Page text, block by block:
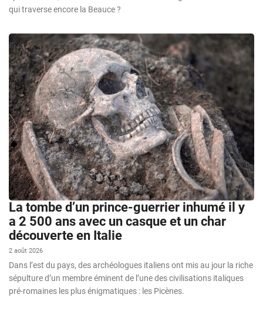
qui traverse encore la Beauce ?
La tombe d’un prince-guerrier inhumé il y
a 2 500 ans avec un casque et un char
découverte en Italie
2 août 2026
Dans l’est du pays, des archéologues italiens ont mis au jour la riche
sépulture d’un membre éminent de l’une des civilisations italiques
pré-romaines les plus énigmatiques : les Picènes.